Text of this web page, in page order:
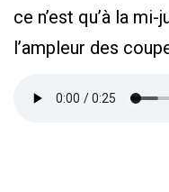
ce n’est qu’à la
l’ampleur des